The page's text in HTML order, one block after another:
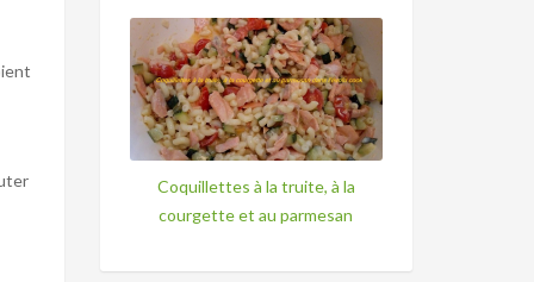
Coquillettes à la truite, à la
courgette et au parmesan